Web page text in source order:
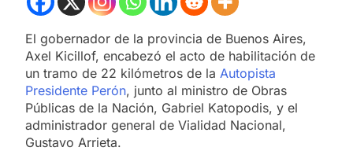
El gobernador de la provincia de Buenos Aires,
Axel Kicillof, encabezó el acto de habilitación de
un tramo de 22 kilómetros de la Autopista
Presidente Perón, junto al ministro de Obras
Públicas de la Nación, Gabriel Katopodis, y el
administrador general de Vialidad Nacional,
Gustavo Arrieta.